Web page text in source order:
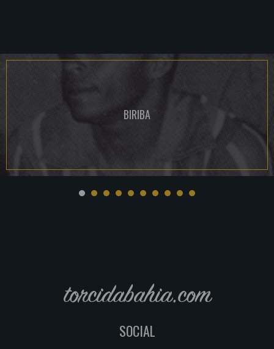
BIRIBA
torcidabahia.com
SOCIAL